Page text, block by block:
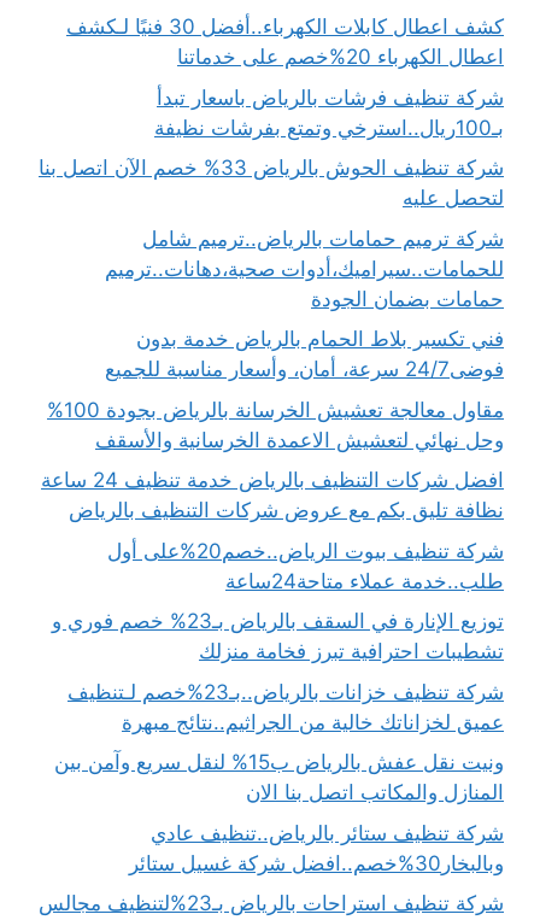
كشف اعطال كابلات الكهرباء..أفضل 30 فنيًا لـكشف
اعطال الكهرباء 20%خصم على خدماتنا
شركة تنظيف فرشات بالرياض باسعار تبدأ
بـ100ريال..استرخي وتمتع بفرشات نظيفة
شركة تنظيف الحوش بالرياض 33% خصم الآن اتصل بنا
لتحصل عليه
شركة ترميم حمامات بالرياض..ترميم شامل
للحمامات..سيراميك،أدوات صحية،دهانات..ترميم
حمامات بضمان الجودة
فني تكسير بلاط الحمام بالرياض خدمة بدون
فوضى24/7 سرعة، أمان، وأسعار مناسبة للجميع
مقاول معالجة تعشيش الخرسانة بالرياض بجودة 100%
وحل نهائي لتعشيش الاعمدة الخرسانية والأسقف
افضل شركات التنظيف بالرياض خدمة تنظيف 24 ساعة
نظافة تليق بكم مع عروض شركات التنظيف بالرياض
شركة تنظيف بيوت الرياض..خصم20%على أول
طلب..خدمة عملاء متاحة24ساعة
توزيع الإنارة في السقف بالرياض بـ23% خصم فوري و
تشطيبات احترافية تبرز فخامة منزلك
شركة تنظيف خزانات بالرياض..بـ23%خصم لـتنظيف
عميق لخزاناتك خالية من الجراثيم..نتائج مبهرة
ونيت نقل عفش بالرياض ب15% لنقل سريع وآمن بين
المنازل والمكاتب اتصل بنا الان
شركة تنظيف ستائر بالرياض..تنظيف عادي
وبالبخار30%خصم..افضل شركة غسيل ستائر
شركة تنظيف استراحات بالرياض بـ23%لتنظيف مجالس